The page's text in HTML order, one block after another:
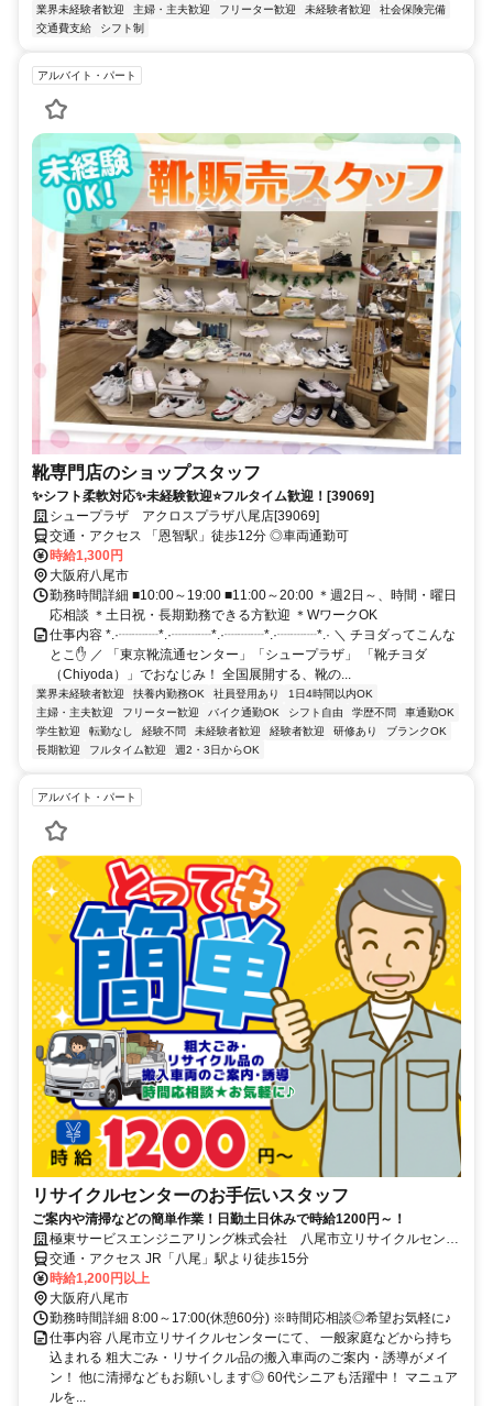
業界未経験者歓迎 主婦・主夫歓迎 フリーター歓迎 未経験者歓迎
社会保険完備
交通費支給
シフト制
アルバイト・パート
靴専門店のショップスタッフ
✨シフト柔軟対応✨未経験歓迎⭐フルタイム歓迎！[39069]
シュープラザ アクロスプラザ八尾店[39069]
交通・アクセス 「恩智駅」徒歩12分 ◎車両通勤可
時給1,300円
大阪府八尾市
勤務時間詳細 ■10:00～19:00 ■11:00～20:00 ＊週2日～、時間・曜日
応相談 ＊土日祝・長期勤務できる方歓迎 ＊WワークOK
仕事内容 *.·┈┈┈*.·┈┈┈*.·┈┈┈*.·┈┈┈*.· ＼ チヨダってこんな
とこ✋ ／ 「東京靴流通センター」「シュープラザ」 「靴チヨダ
（Chiyoda）」でおなじみ！ 全国展開する、靴の...
業界未経験者歓迎 扶養内勤務OK 社員登用あり
1日4時間以内OK
主婦・主夫歓迎
フリーター歓迎 バイク通勤OK シフト自由 学歴不問
車通勤OK
学生歓迎
転勤なし 経験不問 未経験者歓迎 経験者歓迎 研修あり
ブランクOK
長期歓迎
フルタイム歓迎 週2・3日からOK
アルバイト・パート
リサイクルセンターのお手伝いスタッフ
ご案内や清掃などの簡単作業！日勤土日休みで時給1200円～！
極東サービスエンジニアリング株式会社 八尾市立リサイクルセンタ
ー
交通・アクセス JR「八尾」駅より徒歩15分
時給1,200円以上
大阪府八尾市
勤務時間詳細 8:00～17:00(休憩60分) ※時間応相談◎希望お気軽に♪
仕事内容 八尾市立リサイクルセンターにて、 一般家庭などから持ち
込まれる 粗大ごみ・リサイクル品の搬入車両のご案内・誘導がメイ
ン！ 他に清掃などもお願いします◎ 60代シニアも活躍中！ マニュア
ルを...